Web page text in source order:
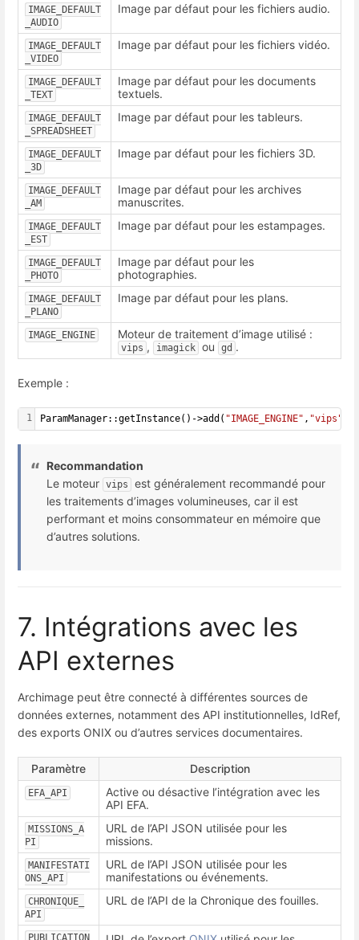
IMAGE_DEFAULT
_AUDIO
Image par défaut pour les fichiers audio.
IMAGE_DEFAULT
_VIDEO
Image par défaut pour les fichiers vidéo.
IMAGE_DEFAULT
_TEXT
Image par défaut pour les documents
textuels.
IMAGE_DEFAULT
_SPREADSHEET
Image par défaut pour les tableurs.
IMAGE_DEFAULT
_3D
Image par défaut pour les fichiers 3D.
IMAGE_DEFAULT
_AM
Image par défaut pour les archives
manuscrites.
IMAGE_DEFAULT
_EST
Image par défaut pour les estampages.
IMAGE_DEFAULT
_PHOTO
Image par défaut pour les
photographies.
IMAGE_DEFAULT
_PLANO
Image par défaut pour les plans.
IMAGE_ENGINE Moteur de traitement d’image utilisé :
vips , imagick ou gd .
Exemple :
1 ParamManager::getInstance()->add( "IMAGE_ENGINE" , "vips"
Recommandation
Le moteur vips
est généralement recommandé pour
les traitements d’images volumineuses, car il est
performant et moins consommateur en mémoire que
d’autres solutions.
7. Intégrations avec les
API externes
Archimage peut être connecté à différentes sources de
données externes, notamment des API institutionnelles, IdRef,
des exports ONIX ou d’autres services documentaires.
Paramètre Description
EFA_API
Active ou désactive l’intégration avec les
API EFA.
MISSIONS_A
PI
URL de l’API JSON utilisée pour les
missions.
MANIFESTATI
ONS_API
URL de l’API JSON utilisée pour les
manifestations ou événements.
CHRONIQUE_
API
URL de l’API de la Chronique des fouilles.
PUBLICATION